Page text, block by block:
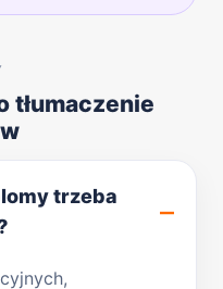
tłumaczenie
trzeba